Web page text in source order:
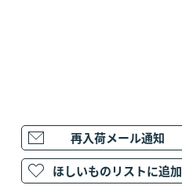
再入荷メール通知
ほしいものリストに追加